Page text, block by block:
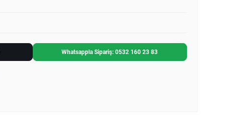
Whatsappla Sipariş: 0532 160 23 83